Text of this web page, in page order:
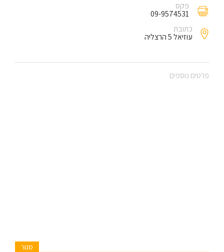
פקס
09-9574531
כתובת
עוזיאל 5 הרצליה
פרטים נוספים
סגור